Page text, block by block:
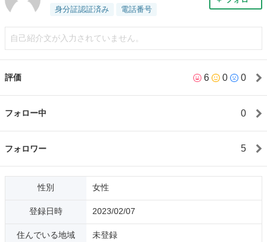
身分証認証済み 電話番号
自己紹介文が入力されていません。
評価 6 0 0
フォロー中 0
フォロワー 5
性別 女性
登録日時 2023/02/07
住んでいる地域 未登録